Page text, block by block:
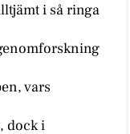
i så ringa
vars
dock i